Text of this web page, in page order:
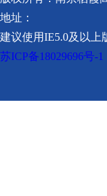
地址：
建议使用IE5.0及以上
苏ICP备18029696号-1